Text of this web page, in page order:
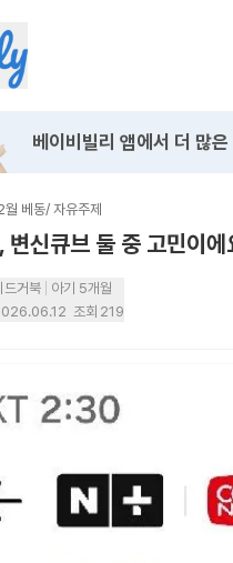
베이비빌리 앱에서 더 많
베동/ 자유주제
변신큐브 둘 중 고민이에
드거북
아기 5개월
조회 219